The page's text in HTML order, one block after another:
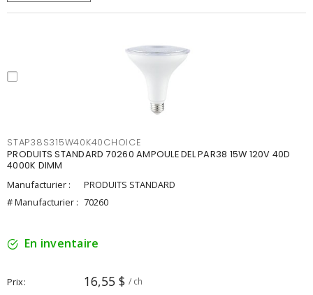
STAP38S315W40K40CHOICE
PRODUITS STANDARD 70260 AMPOULE DEL PAR38 15W 120V 40D
4000K DIMM
Manufacturier :
PRODUITS STANDARD
# Manufacturier : 70260
En inventaire
Prix 16,55 $ / ch